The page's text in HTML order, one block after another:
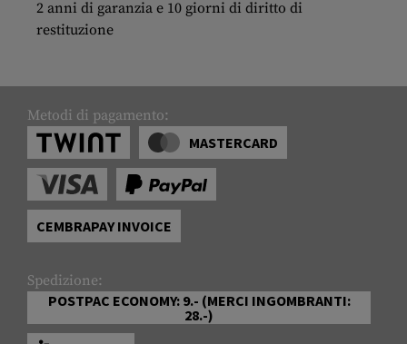
2 anni di garanzia e 10 giorni di diritto di
restituzione
Metodi di pagamento:
MASTERCARD
CEMBRAPAY INVOICE
Spedizione:
POSTPAC ECONOMY: 9.- (MERCI INGOMBRANTI:
28.-)